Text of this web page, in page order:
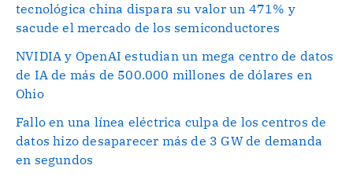
tecnológica china dispara su valor un 471% y
sacude el mercado de los semiconductores
NVIDIA y OpenAI estudian un mega centro de datos
de IA de más de 500.000 millones de dólares en
Ohio
Fallo en una línea eléctrica culpa de los centros de
datos hizo desaparecer más de 3 GW de demanda
en segundos